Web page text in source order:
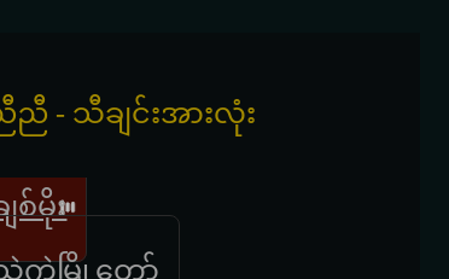
ညီ - သီချင်းအားလုံး
စ်မိုး
ကွဲမြို့တော်